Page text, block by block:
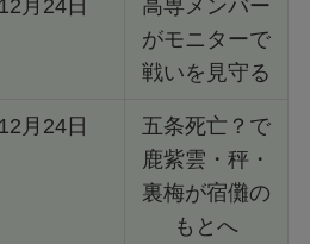
12月24日
高専メンバー
がモニターで
戦いを見守る
12月24日
五条死亡？で
鹿紫雲・秤・
裏梅が宿儺の
もとへ